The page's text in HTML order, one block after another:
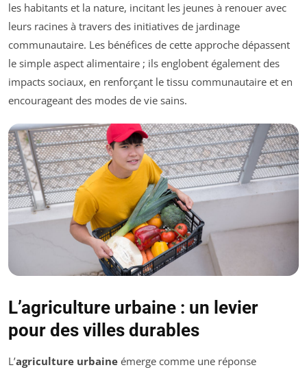
les habitants et la nature, incitant les jeunes à renouer avec
leurs racines à travers des initiatives de jardinage
communautaire. Les bénéfices de cette approche dépassent
le simple aspect alimentaire ; ils englobent également des
impacts sociaux, en renforçant le tissu communautaire et en
encourageant des modes de vie sains.
L’agriculture urbaine : un levier
pour des villes durables
L’agriculture urbaine émerge comme une réponse